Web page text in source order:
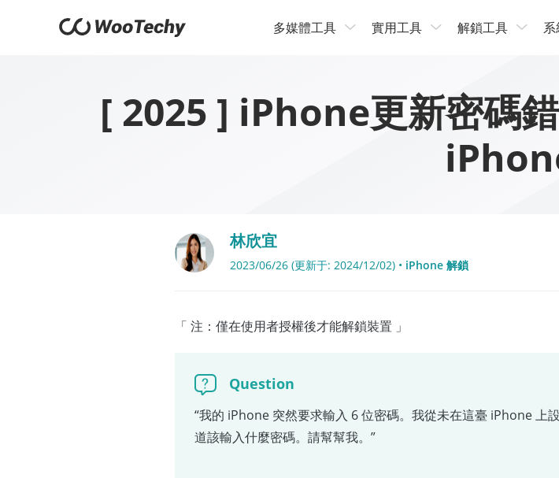
多媒體工具 實用工具 解鎖工具
[ 2025 ] iPhone更新密碼
林欣宜
2023/06/26 (更新于: 2024/12/02) • iPhone 解鎖
「 注：僅在使用者授權後才能解鎖裝置 」
Question
“我的 iPhone 突然要求輸入 6 位密碼。我從未在這臺 iPhone 上
道該輸入什麼密碼。請幫幫我。”